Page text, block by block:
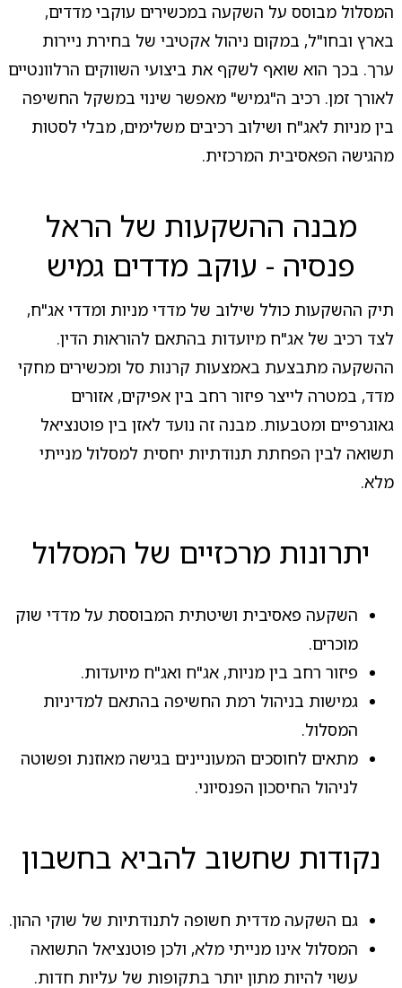
המסלול מבוסס על השקעה במכשירים עוקבי מדדים,
בארץ ובחו"ל, במקום ניהול אקטיבי של בחירת ניירות
ערך. בכך הוא שואף לשקף את ביצועי השווקים הרלוונטיים
לאורך זמן. רכיב ה"גמיש" מאפשר שינוי במשקל החשיפה
בין מניות לאג"ח ושילוב רכיבים משלימים, מבלי לסטות
מהגישה הפאסיבית המרכזית.
מבנה ההשקעות של הראל
פנסיה - עוקב מדדים גמיש
תיק ההשקעות כולל שילוב של מדדי מניות ומדדי אג"ח,
לצד רכיב של אג"ח מיועדות בהתאם להוראות הדין.
ההשקעה מתבצעת באמצעות קרנות סל ומכשירים מחקי
מדד, במטרה לייצר פיזור רחב בין אפיקים, אזורים
גאוגרפיים ומטבעות. מבנה זה נועד לאזן בין פוטנציאל
תשואה לבין הפחתת תנודתיות יחסית למסלול מנייתי
מלא.
יתרונות מרכזיים של המסלול
השקעה פאסיבית ושיטתית המבוססת על מדדי שוק
מוכרים.
פיזור רחב בין מניות, אג"ח ואג"ח מיועדות.
גמישות בניהול רמת החשיפה בהתאם למדיניות
המסלול.
מתאים לחוסכים המעוניינים בגישה מאוזנת ופשוטה
לניהול החיסכון הפנסיוני.
נקודות שחשוב להביא בחשבון
גם השקעה מדדית חשופה לתנודתיות של שוקי ההון.
המסלול אינו מנייתי מלא, ולכן פוטנציאל התשואה
עשוי להיות מתון יותר בתקופות של עליות חדות.